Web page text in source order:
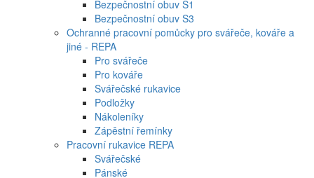
Bezpečnostní obuv S1
Bezpečnostní obuv S3
Ochranné pracovní pomůcky pro svářeče, kováře a
jiné - REPA
Pro svářeče
Pro kováře
Svářečské rukavice
Podložky
Nákoleníky
Zápěstní řemínky
Pracovní rukavice REPA
Svářečské
Pánské